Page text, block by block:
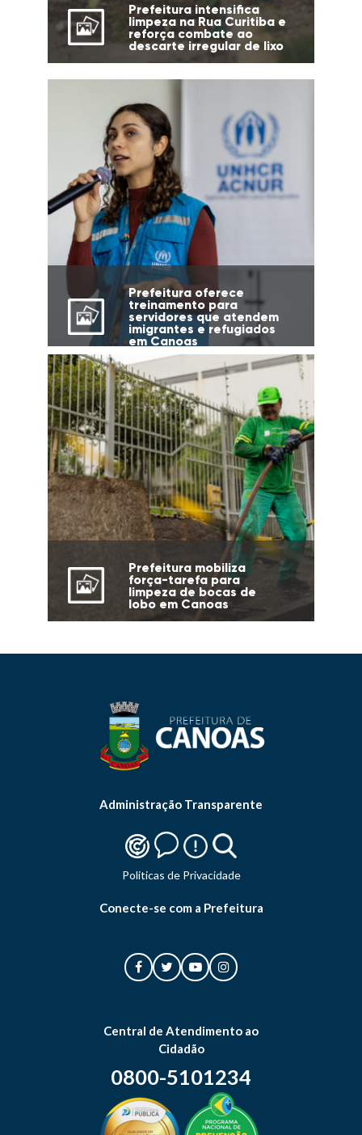
Prefeitura intensifica
limpeza na Rua Curitiba e
reforça combate ao
descarte irregular de lixo
Prefeitura oferece
treinamento para
servidores que atendem
imigrantes e refugiados
em Canoas
Prefeitura mobiliza
força-tarefa para
limpeza de bocas de
lobo em Canoas
Administração Transparente
Politicas de Privacidade
Conecte-se com a Prefeitura
Central de Atendimento ao
Cidadão
0800-5101234